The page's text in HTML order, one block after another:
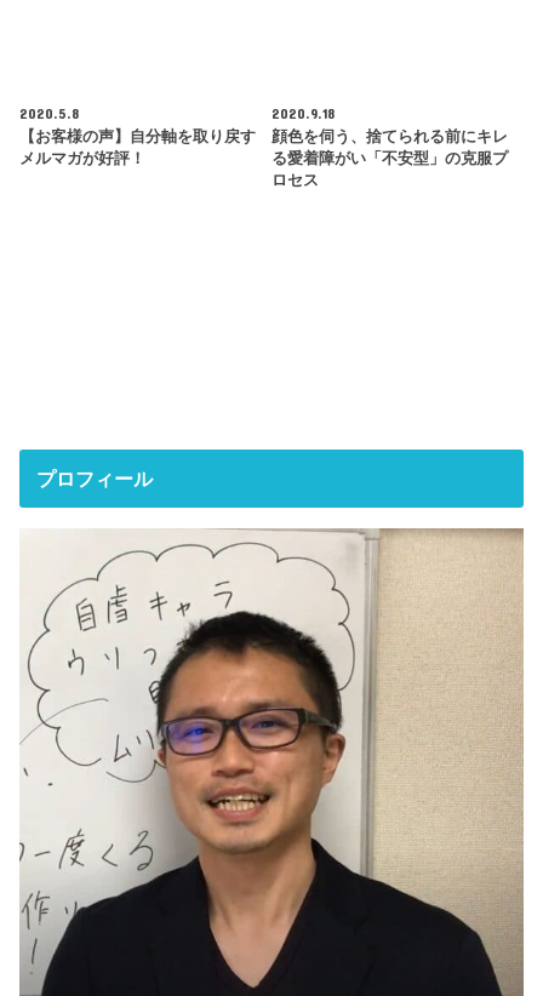
2020.5.8
【お客様の声】自分軸を取り戻す
メルマガが好評！
2020.9.18
顔色を伺う、捨てられる前にキレ
る愛着障がい「不安型」の克服プ
ロセス
プロフィール